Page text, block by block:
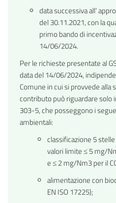
data successiva all’
del 30.11.2021, con la
primo bando di
14/06/2024.
Per le richieste presentate al
data del 14/06/2024,
Comune in cui si provvede alla
contributo può riguardare solo
303-5, che posseggono i
ambientali:
classificazione 5
valori limite ≤ 5 mg/
e ≤ 2 mg/Nm3 per il
alimentazione con
EN ISO 17225);